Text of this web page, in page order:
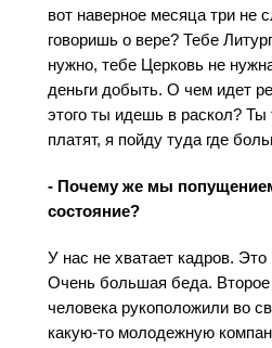
вот наверное месяца три не
говоришь о вере? Тебе
нужно, тебе Церковь не
деньги добыть. О чем идет
этого ты идешь в раскол?
платят, я пойду туда где
- Почему же мы
состояние?
У нас не хватает кадров.
Очень большая беда.
человека рукоположили во
какую-то молодежную